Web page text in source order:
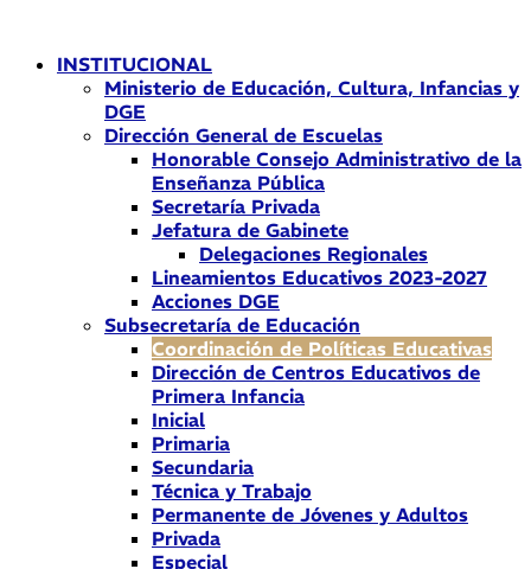
contenidoINSTITUCIONAL
Ministerio de Educación, Cultura, Infancias y
DGE
Dirección General de Escuelas
Honorable Consejo Administrativo de la
Enseñanza Pública
Secretaría Privada
Jefatura de Gabinete
Delegaciones Regionales
Lineamientos Educativos 2023-2027
Acciones DGE
Subsecretaría de Educación
Coordinación de Políticas Educativas
Dirección de Centros Educativos de
Primera Infancia
Inicial
Primaria
Secundaria
Técnica y Trabajo
Permanente de Jóvenes y Adultos
Privada
Especial